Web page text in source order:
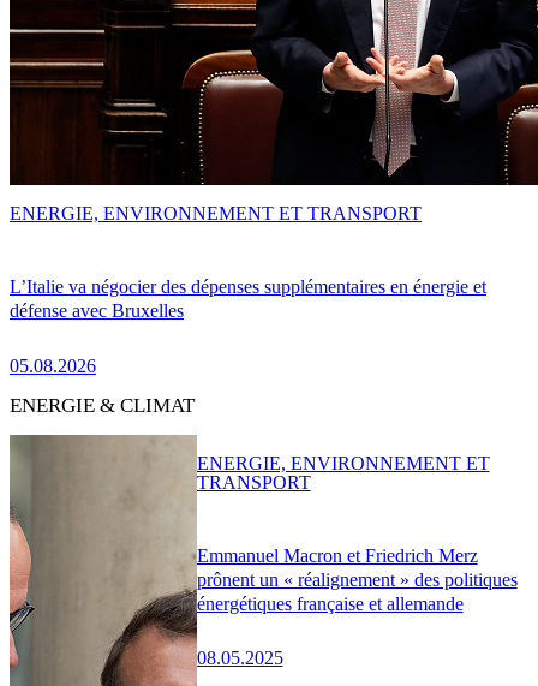
L’Italie va négocier des dépenses supplémentaires en énergie et
défense avec Bruxelles
05.08.2026
ENERGIE, ENVIRONNEMENT ET TRANSPORT
ENERGIE & CLIMAT
Emmanuel Macron et Friedrich Merz
prônent un « réalignement » des politiques
énergétiques française et allemande
08.05.2025
ENERGIE, ENVIRONNEMENT ET
TRANSPORT